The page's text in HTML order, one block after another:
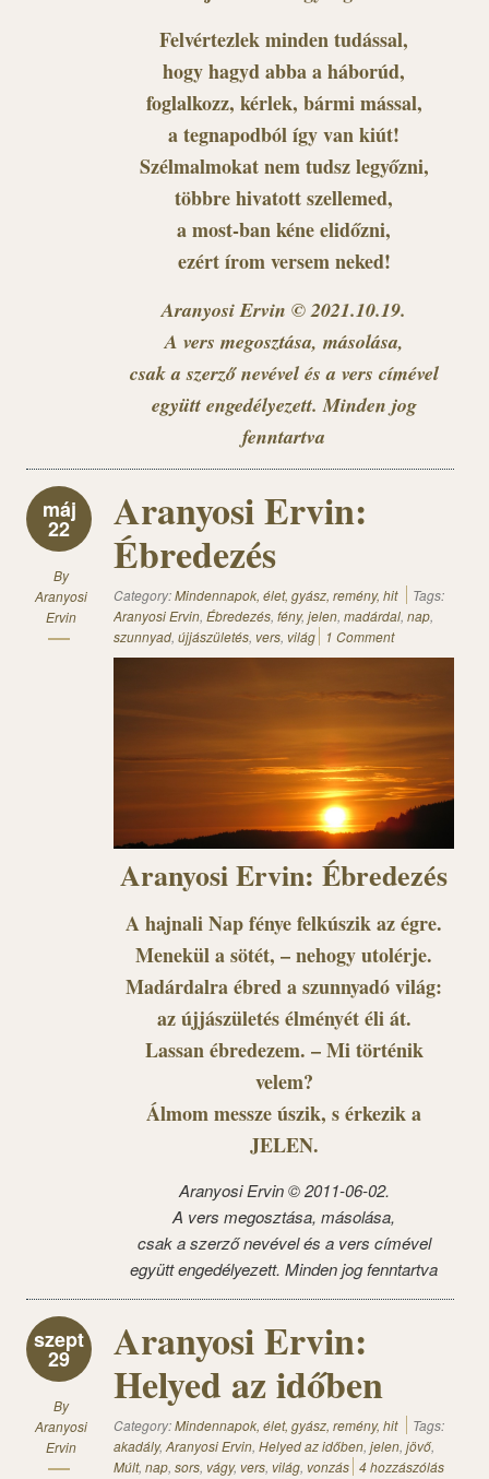
Felvértezlek minden tudással,
hogy hagyd abba a háborúd,
foglalkozz, kérlek, bármi mással,
a tegnapodból így van kiút!
Szélmalmokat nem tudsz legyőzni,
többre hivatott szellemed,
a most-ban kéne elidőzni,
ezért írom versem neked!
Aranyosi Ervin © 2021.10.19.
A vers megosztása, másolása,
csak a szerző nevével és a vers címével
együtt engedélyezett. Minden jog
fenntartva
máj
22
By
Aranyosi
Ervin
Aranyosi Ervin:
Ébredezés
Category:Mindennapok, élet, gyász, remény, hit
Tags:
Aranyosi Ervin, Ébredezés, fény, jelen, madárdal, nap,
szunnyad, újjászületés, vers, világ 1 Comment
Aranyosi Ervin: Ébredezés
A hajnali Nap fénye felkúszik az égre.
Menekül a sötét, – nehogy utolérje.
Madárdalra ébred a szunnyadó világ:
az újjászületés élményét éli át.
Lassan ébredezem. – Mi történik
velem?
Álmom messze úszik, s érkezik a
JELEN.
Aranyosi Ervin ©2011-06-02.
A vers megosztása, másolása,
csak a szerző nevével és a vers címével
együtt engedélyezett. Minden jog fenntartva
szept
29
By
Aranyosi
Ervin
Aranyosi Ervin:
Helyed az időben
Category:Mindennapok, élet, gyász, remény, hit
Tags:
akadály, Aranyosi Ervin, Helyed az időben, jelen, jövő,
Múlt, nap, sors, vágy, vers, világ, vonzás 4 hozzászólás